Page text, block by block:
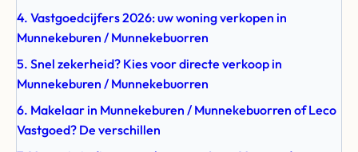
4. Vastgoedcijfers 2026: uw woning verkopen in
Munnekeburen / Munnekebuorren
5. Snel zekerheid? Kies voor directe verkoop in
Munnekeburen / Munnekebuorren
6. Makelaar in Munnekeburen / Munnekebuorren of Leco
Vastgoed? De verschillen